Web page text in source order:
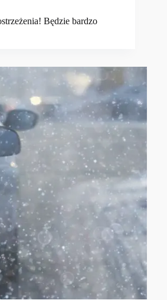
Będzie bardzo